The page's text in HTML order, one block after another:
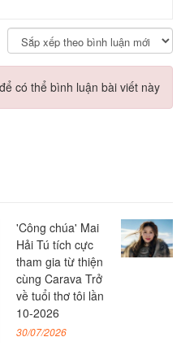
có thể bình luận bài viết này
'Công chúa' Mai
Hải Tú tích cực
tham gia từ thiện
cùng Carava Trở
về tuổi thơ tôi lần
10-2026
30/07/2026